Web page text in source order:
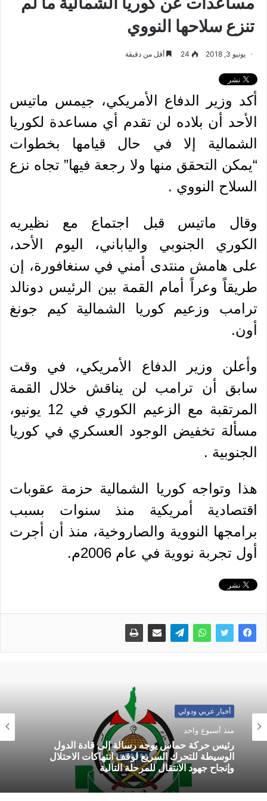
تنزع سلاحها النووي
يونيو 3, 2018 24 أقل من دقيقة
أكد وزير الدفاع الأمريكي، جيمس ماتيس
الأحد أن بلاده لن تقدم أي مساعدة لكوريا
الشمالية إلا في حال قيامها بخطوات
“يمكن التحقق منها ولا رجعة فيها” تجاه نزع
السلاح النووي .
وقال ماتيس قبل اجتماع مع نظيريه
الكوري الجنوبي والياباني، اليوم الأحد،
على هامش منتدى أمني في سنغافورة، إن
طريقاً وعراً أمام القمة بين الرئيس دونالد
ترامب وزعيم كوريا الشمالية كيم جونغ
أون.
وأعلن وزير الدفاع الأمريكي، في وقت
سابق أن ترامب لن يناقش خلال القمة
المرتقبة مع الزعيم الكوري في 12 يونيو،
مسألة تخفيض الوجود العسكري في كوريا
الجنوبية .
هذا وتواجه كوريا الشمالية حزمة عقوبات
اقتصادية أمريكية منذ سنوات بسبب
برامجها النووية والصاروخية، منذ أن أجرت
أول تجربة نووية في عام 2006م.
أخبار عربي ودولي
منذ أسبوع واحد
رئيس حركة حماس يوجه رسالة إلى قادة الدول
الوسيطة للتحرك السريع لوقف انتهاكات الاحتلال
وإنجاح جهود الانتقال للمرحلة التالية